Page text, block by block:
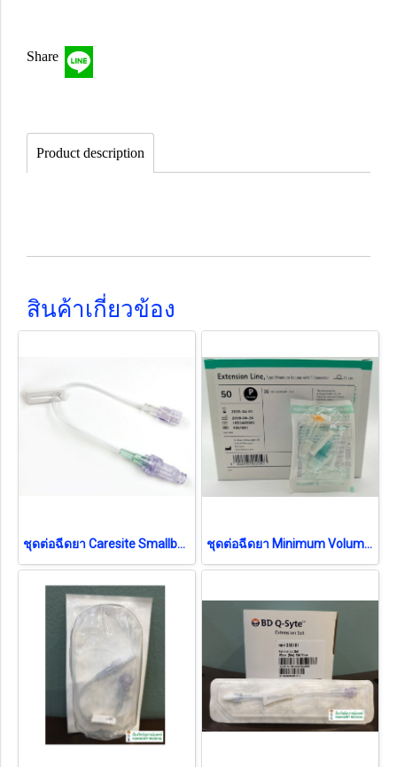
Share
Product description
สินค้าเกี่ยวข้อง
ชุดต่อฉีดยา Caresite Smallbore Extension Set Luer-Lock (B-Braun) (1 อัน) ชุดต่อฉีดยา Minimum Volume Extension - B Braun